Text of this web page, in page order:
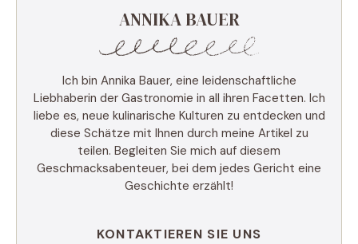
ANNIKA BAUER
Ich bin Annika Bauer, eine leidenschaftliche
Liebhaberin der Gastronomie in all ihren Facetten. Ich
liebe es, neue kulinarische Kulturen zu entdecken und
diese Schätze mit Ihnen durch meine Artikel zu
teilen. Begleiten Sie mich auf diesem
Geschmacksabenteuer, bei dem jedes Gericht eine
Geschichte erzählt!
KONTAKTIEREN SIE UNS